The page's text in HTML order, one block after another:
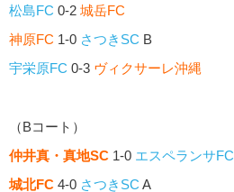
松島FC 0-2 城岳FC
神原FC 1-0 さつきSC B
宇栄原FC 0-3 ヴィクサーレ沖縄
（Bコート）
仲井真・真地SC 1-0 エスペランサFC
城北FC 4-0 さつきSC A